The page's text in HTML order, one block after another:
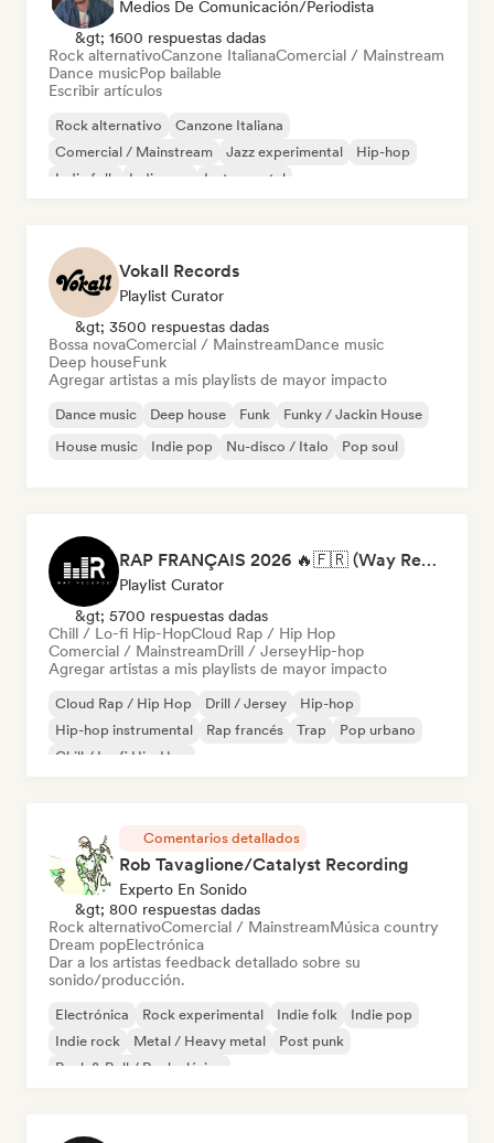
Medios De Comunicación/Periodista
&gt; 1600 respuestas dadas
Rock alternativoCanzone ItalianaComercial / Mainstream
Dance musicPop bailable
Escribir artículos
Rock alternativo
Canzone Italiana
Comercial / Mainstream
Jazz experimental
Hip-hop
Indie folk
Indie pop Instrumental
Vokall Records
Playlist Curator
&gt; 3500 respuestas dadas
Bossa novaComercial / MainstreamDance music
Deep houseFunk
Agregar artistas a mis playlists de mayor impacto
Dance music Deep house Funk
Funky / Jackin House
House music
Indie pop Nu-disco / Italo Pop soul
RAP FRANÇAIS 2026 🔥🇫🇷 (Way Records)
Playlist Curator
&gt; 5700 respuestas dadas
Chill / Lo-fi Hip-HopCloud Rap / Hip Hop
Comercial / MainstreamDrill / JerseyHip-hop
Agregar artistas a mis playlists de mayor impacto
Cloud Rap / Hip Hop Drill / Jersey
Hip-hop
Hip-hop instrumental
Rap francés Trap
Pop urbano
Chill / Lo-fi Hip-Hop
Comentarios detallados
Rob Tavaglione/Catalyst Recording
Experto En Sonido
&gt; 800 respuestas dadas
Rock alternativoComercial / MainstreamMúsica country
Dream popElectrónica
Dar a los artistas feedback detallado sobre su
sonido/producción.
Electrónica Rock experimental Indie folk
Indie pop
Indie rock
Metal / Heavy metal
Post punk
Rock & Roll / Rock clásico